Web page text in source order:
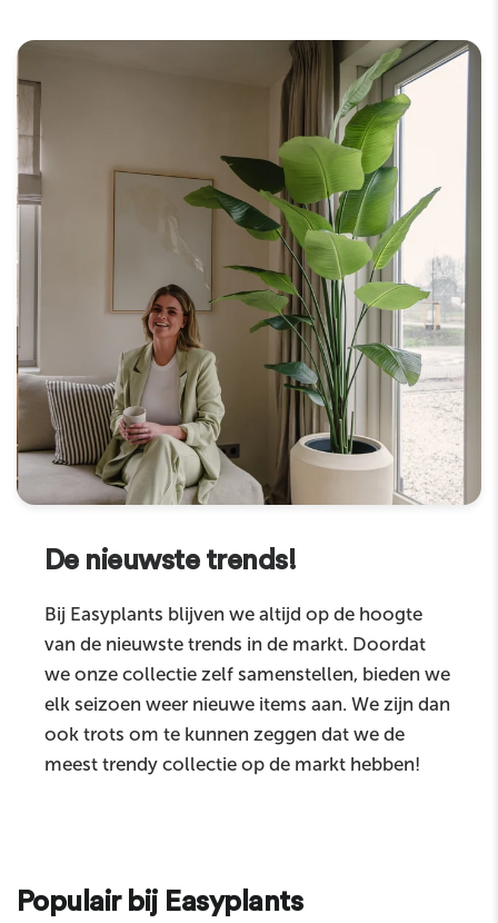
De nieuwste trends!
Bij Easyplants blijven we altijd op de hoogte
van de nieuwste trends in de markt. Doordat
we onze collectie zelf samenstellen, bieden we
elk seizoen weer nieuwe items aan. We zijn dan
ook trots om te kunnen zeggen dat we de
meest trendy collectie op de markt hebben!
Populair bij Easyplants